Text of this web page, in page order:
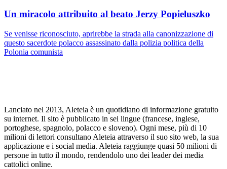
Un miracolo attribuito al beato Jerzy Popieluszko
Se venisse riconosciuto, aprirebbe la strada alla canonizzazione di
questo sacerdote polacco assassinato dalla polizia politica della
Polonia comunista
Lanciato nel 2013, Aleteia è un quotidiano di informazione gratuito
su internet. Il sito è pubblicato in sei lingue (francese, inglese,
portoghese, spagnolo, polacco e sloveno). Ogni mese, più di 10
milioni di lettori consultano Aleteia attraverso il suo sito web, la sua
applicazione e i social media. Aleteia raggiunge quasi 50 milioni di
persone in tutto il mondo, rendendolo uno dei leader dei media
cattolici online.